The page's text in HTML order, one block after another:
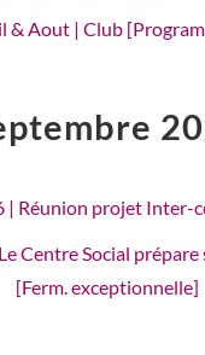
& Aout | Club
| Réunion projet Inter-
Centre Social
[Ferm. exceptionnelle]